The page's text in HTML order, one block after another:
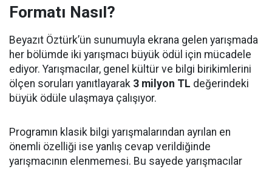
Formatı Nasıl?
Beyazıt Öztürk’ün sunumuyla ekrana gelen yarışmada
her bölümde iki yarışmacı büyük ödül için mücadele
ediyor. Yarışmacılar, genel kültür ve bilgi birikimlerini
ölçen soruları yanıtlayarak 3 milyon TL değerindeki
büyük ödüle ulaşmaya çalışıyor.
Programın klasik bilgi yarışmalarından ayrılan en
önemli özelliği ise yanlış cevap verildiğinde
yarışmacının elenmemesi. Bu sayede yarışmacılar